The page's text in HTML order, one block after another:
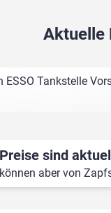
Aktuelle
ESSO Tankstelle
Preise sind
können aber von